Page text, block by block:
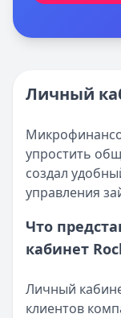
Личный
упростить
создал
управления
Что
кабинет
Личный
клиентов